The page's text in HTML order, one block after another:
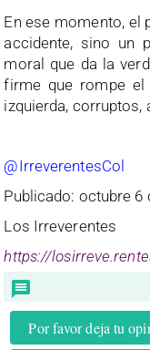
En ese momento, el
accidente, sino un
moral que da la
firme que rompe el
izquierda,
@IrreverentesCol
Publicado: octubre 6
Los Irreverentes
https://
Por favor deja tu